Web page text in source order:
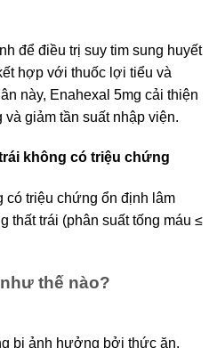
để điều trị suy tim sung huyết
hợp với thuốc lợi tiểu và
này, Enahexal 5mg cải thiện
giảm tần suất nhập viện.
không có triệu chứng
có triệu chứng ổn định lâm
thất trái (phân suất tống máu ≤
thế nào?
bị ảnh hưởng bởi thức ăn.